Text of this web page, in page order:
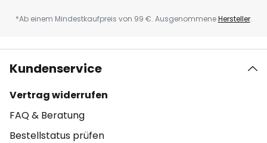
*Ab einem Mindestkaufpreis von 99 €. AusgenommeneHersteller.
Kundenservice
Vertrag widerrufen
FAQ & Beratung
Bestellstatus prüfen